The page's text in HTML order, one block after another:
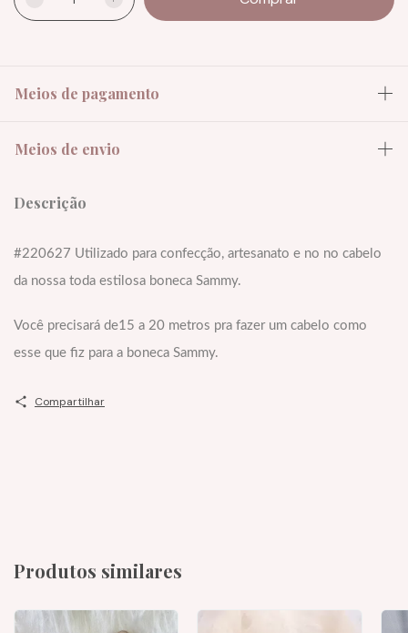
Meios de pagamento
Meios de envio
Descrição
#220627 Utilizado para confecção, artesanato e no no cabelo
da nossa toda estilosa boneca Sammy.
Você precisará de15 a 20 metros pra fazer um cabelo como
esse que fiz para a boneca Sammy.
Compartilhar
Produtos similares